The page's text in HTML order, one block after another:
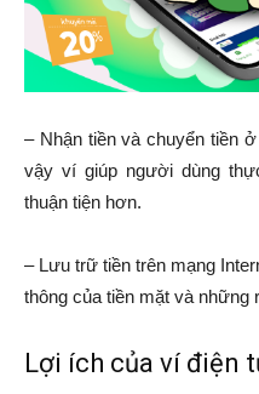
– Nhận tiền và chuyển tiền
vậy ví giúp người dùng
thuận tiện hơn.
– Lưu trữ tiền trên mạng
thông của tiền mặt và những
Lợi ích của ví điện